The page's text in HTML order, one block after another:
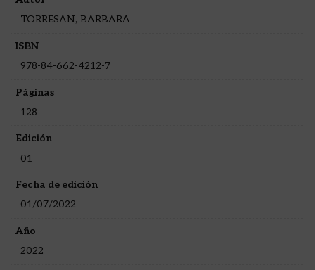
TORRESAN, BARBARA
ISBN
978-84-662-4212-7
Páginas
128
Edición
01
Fecha de edición
01/07/2022
Año
2022